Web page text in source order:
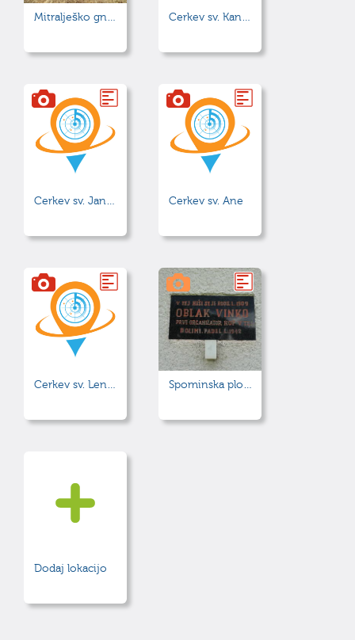
Mitralješko gnezdo Cerkev sv. Kancijana
Cerkev sv. Janeza Krstnika Cerkev sv. Ane
Cerkev sv. Lenarta Spominska plošča - Oblak Vinko
Dodaj lokacijo